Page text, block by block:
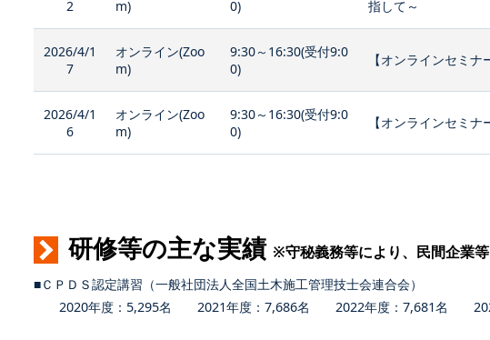
2
m)
0)
指して～
2026/4/1
7
オンライン(Zoo
m)
9:30～16:30(受付9:0
0)
【オンラインセミ
2026/4/1
6
オンライン(Zoo
m)
9:30～16:30(受付9:0
0)
【オンラインセミ
研修等の主な実績 ※守秘義務等により、民間企業
■ＣＰＤＳ認定講習（一般社団法人全国土木施工管理技士会連合会）
2020年度：5,295名 2021年度：7,686名 2022年度：7,681名